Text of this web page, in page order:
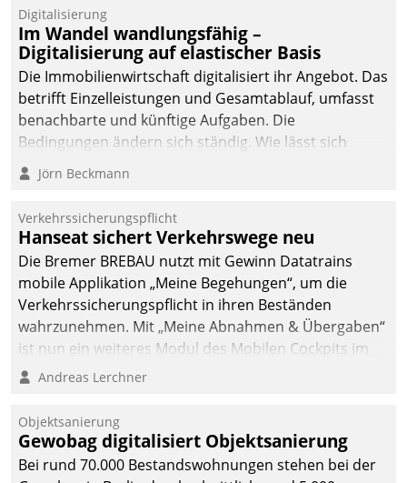
Digitalisierung
Im Wandel wandlungsfähig –
Digitalisierung auf elastischer Basis
Die Immobilienwirtschaft digitalisiert ihr Angebot. Das
betrifft Einzelleistungen und Gesamtablauf, umfasst
benachbarte und künftige Aufgaben. Die
Bedingungen ändern sich ständig. Wie lässt sich
technisch die Kontrolle wahren und zugleich Freiraum
fürs Wachsen öffnen?
Jörn Beckmann
Verkehrssicherungspflicht
Hanseat sichert Verkehrswege neu
Die Bremer BREBAU nutzt mit Gewinn Datatrains
mobile Applikation „Meine Begehungen“, um die
Verkehrssicherungspflicht in ihren Beständen
wahrzunehmen. Mit „Meine Abnahmen & Übergaben“
ist nun ein weiteres Modul des Mobilen Cockpits im
Einsatz.
Andreas Lerchner
Objektsanierung
Gewobag digitalisiert Objektsanierung
Bei rund 70.000 Bestandswohnungen stehen bei der